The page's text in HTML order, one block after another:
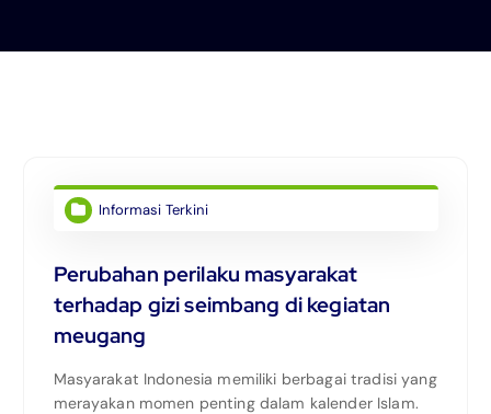
Informasi Terkini
Perubahan perilaku masyarakat
terhadap gizi seimbang di kegiatan
meugang
Masyarakat Indonesia memiliki berbagai tradisi yang
merayakan momen penting dalam kalender Islam.